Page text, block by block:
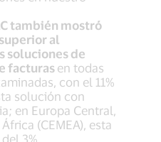
también mostró
al
soluciones de
facturas en todas
con el 11%
solución con
en Europa Central,
(CEMEA), esta
3%.